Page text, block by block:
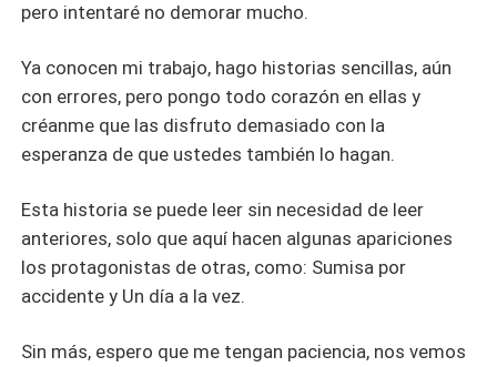
pero intentaré no demorar mucho.
Ya conocen mi trabajo, hago historias sencillas, aún
con errores, pero pongo todo corazón en ellas y
créanme que las disfruto demasiado con la
esperanza de que ustedes también lo hagan.
Esta historia se puede leer sin necesidad de leer
anteriores, solo que aquí hacen algunas apariciones
los protagonistas de otras, como: Sumisa por
accidente y Un día a la vez.
Sin más, espero que me tengan paciencia, nos vemos